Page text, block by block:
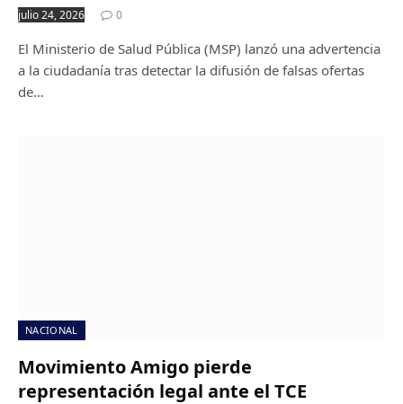
julio 24, 2026 0
El Ministerio de Salud Pública (MSP) lanzó una advertencia
a la ciudadanía tras detectar la difusión de falsas ofertas
de…
NACIONAL
Movimiento Amigo pierde
representación legal ante el TCE